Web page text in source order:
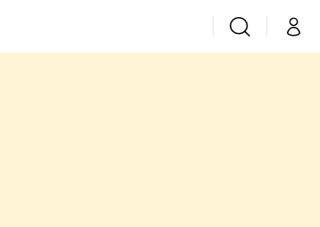
VyhledáváníMůj